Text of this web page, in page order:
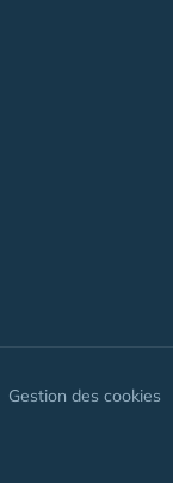
Gestion des cookies